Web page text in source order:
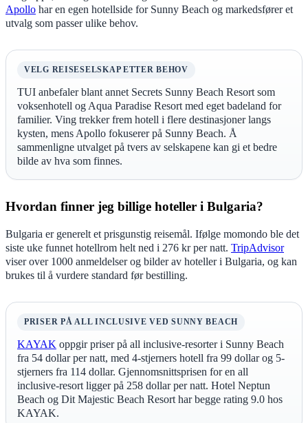
Apollo har en egen hotellside for Sunny Beach og markedsfører et
utvalg som passer ulike behov.
VELG REISESELSKAP ETTER BEHOV
TUI anbefaler blant annet Secrets Sunny Beach Resort som
voksenhotell og Aqua Paradise Resort med eget badeland for
familier. Ving trekker frem hotell i flere destinasjoner langs
kysten, mens Apollo fokuserer på Sunny Beach. Å
sammenligne utvalget på tvers av selskapene kan gi et bedre
bilde av hva som finnes.
Hvordan finner jeg billige hoteller i Bulgaria?
Bulgaria er generelt et prisgunstig reisemål. Ifølge momondo ble det
siste uke funnet hotellrom helt ned i 276 kr per natt. TripAdvisor
viser over 1000 anmeldelser og bilder av hoteller i Bulgaria, og kan
brukes til å vurdere standard før bestilling.
PRISER PÅ ALL INCLUSIVE VED SUNNY BEACH
KAYAK oppgir priser på all inclusive-resorter i Sunny Beach
fra 54 dollar per natt, med 4-stjerners hotell fra 99 dollar og 5-
stjerners fra 114 dollar. Gjennomsnittsprisen for en all
inclusive-resort ligger på 258 dollar per natt. Hotel Neptun
Beach og Dit Majestic Beach Resort har begge rating 9.0 hos
KAYAK.